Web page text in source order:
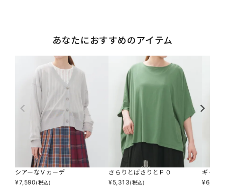
あなたにおすすめのアイテム
シアーなＶカーデ
¥7,590(税込)
さらりとばさりとＰＯ
¥5,313(税込)
ギャザ
¥6,853